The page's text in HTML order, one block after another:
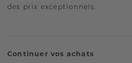
des prix exceptionnels.
Continuer vos achats